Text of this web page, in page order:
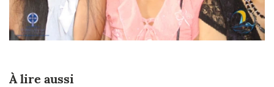
À lire aussi